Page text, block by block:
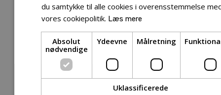
Tilbehør Hækkeklippere
Tilbehør Motorsav
Tilbehør Kæder
Tilbehør Sværd
Tilbehør Rengøringsmaskiner
Tilbehør Robotplæneklipper
du samtykke til alle cookies i overensstemmelse
vores cookiepolitik. Læs mere
Absolut
nødvendige
Ydeevne Målretning
Uklassificerede